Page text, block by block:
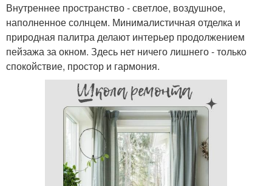
Внутреннее пространство - светлое, воздушное,
наполненное солнцем. Минималистичная отделка и
природная палитра делают интерьер продолжением
пейзажа за окном. Здесь нет ничего лишнего - только
спокойствие, простор и гармония.